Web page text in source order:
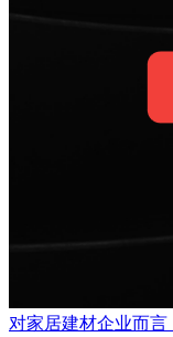
对家居建材企业而